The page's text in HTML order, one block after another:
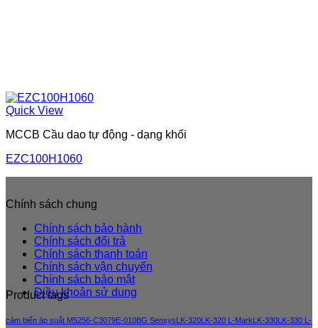
Quick View
MCCB Cầu dao tự động - dạng khối
EZC100H1060
Chính sách chung
Chính sách bảo hành
Chính sách đổi trả
Chính sách thanh toán
Chính sách vận chuyển
Chính sách bảo mật
Điều khoản sử dung
Product tags
cảm biến áp suất M5256-C3079E-010BG Sensys LK-320 LK-320 L-Mark LK-330 LK-330 L-